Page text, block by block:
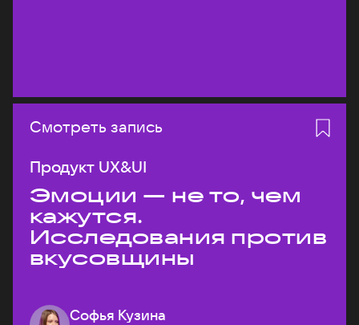
Смотреть запись
Продукт UX&UI
Эмоции — не то, чем
кажутся.
Исследования против
вкусовщины
Софья Кузина